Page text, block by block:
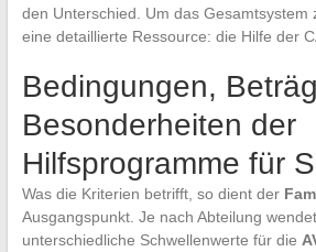
den Unterschied. Um das Gesamtsystem
eine detaillierte Ressource: die Hilfe der
Bedingungen,
Besonderheiten der
Hilfsprogramme für
Was die Kriterien betrifft, so dient der
Ausgangspunkt. Je nach Abteilung
unterschiedliche Schwellenwerte für die